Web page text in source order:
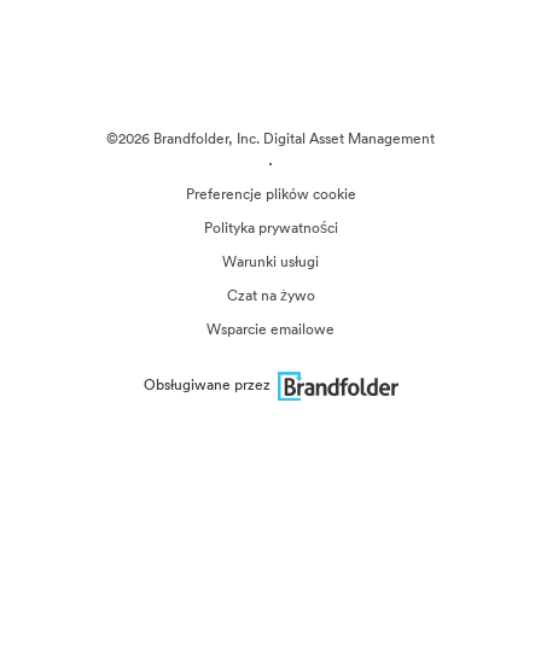
©2026 Brandfolder, Inc. Digital Asset Management
·
Preferencje plików cookie
Polityka prywatności
Warunki usługi
Czat na żywo
Wsparcie emailowe
Obsługiwane przez